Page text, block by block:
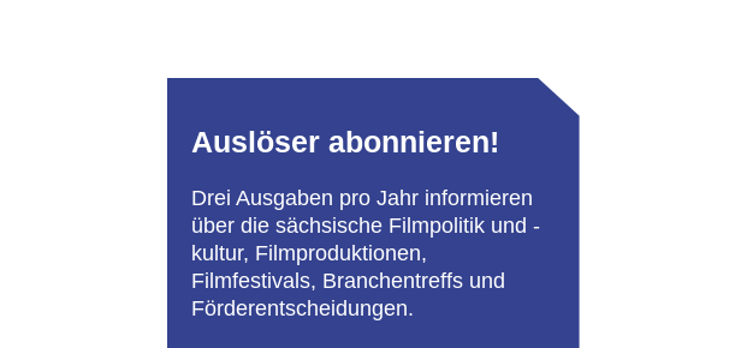
Auslöser abonnieren!
Drei Ausgaben pro Jahr informieren
über die sächsische Filmpolitik und -
kultur, Filmproduktionen,
Filmfestivals, Branchentreffs und
Förderentscheidungen.